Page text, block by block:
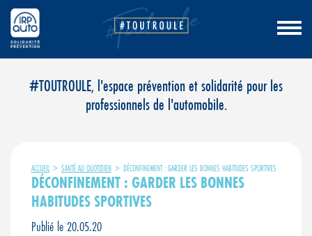
#TOUTROULE, l'espace prévention et solidarité pour les
professionnels de l'automobile.
ACCUEIL > SANTÉ AU QUOTIDIEN > DÉCONFINEMENT : GARDER LES BONNES HABITUDES SPORTIVES
DÉCONFINEMENT : GARDER LES BONNES
HABITUDES SPORTIVES
Publié le 20.05.20